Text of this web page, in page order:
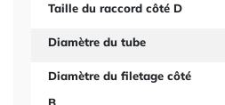
Taille du raccord côté D
Diamètre du tube
Diamètre du filetage côté